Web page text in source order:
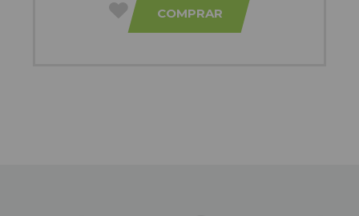
COMPRAR